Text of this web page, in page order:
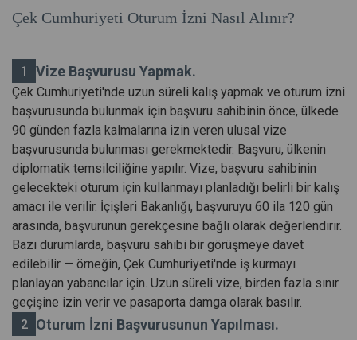
Çek Cumhuriyeti Oturum İzni Nasıl Alınır?
Vize Başvurusu Yapmak.
Çek Cumhuriyeti'nde uzun süreli kalış yapmak ve oturum izni
başvurusunda bulunmak için başvuru sahibinin önce, ülkede
90 günden fazla kalmalarına izin veren ulusal vize
başvurusunda bulunması gerekmektedir. Başvuru, ülkenin
diplomatik temsilciliğine yapılır. Vize, başvuru sahibinin
gelecekteki oturum için kullanmayı planladığı belirli bir kalış
amacı ile verilir. İçişleri Bakanlığı, başvuruyu 60 ila 120 gün
arasında, başvurunun gerekçesine bağlı olarak değerlendirir.
Bazı durumlarda, başvuru sahibi bir görüşmeye davet
edilebilir — örneğin, Çek Cumhuriyeti'nde iş kurmayı
planlayan yabancılar için. Uzun süreli vize, birden fazla sınır
geçişine izin verir ve pasaporta damga olarak basılır.
Oturum İzni Başvurusunun Yapılması.